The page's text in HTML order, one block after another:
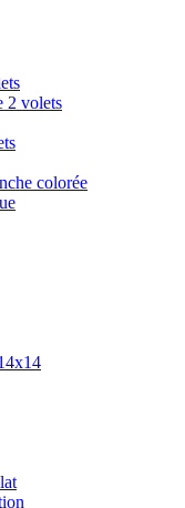
2 volets
colorée